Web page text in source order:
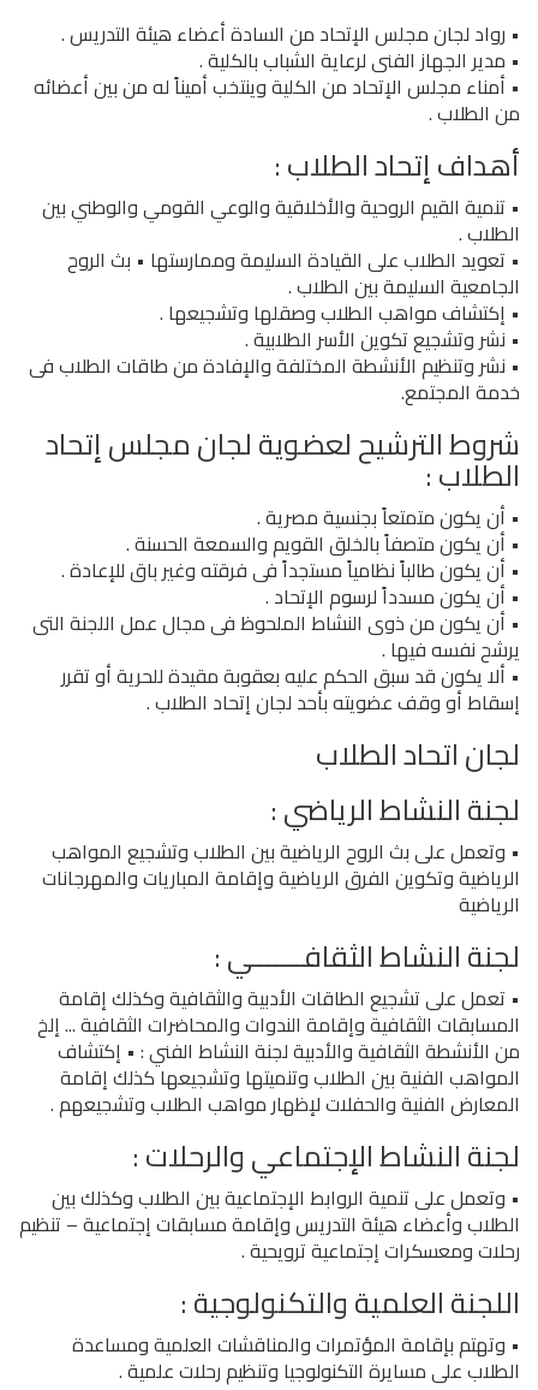
• رواد لجان مجلس الإتحاد من السادة أعضاء هيئة التدريس .
• مدير الجهاز الفنى لرعاية الشباب بالكلية .
• أمناء مجلس الإتحاد من الكلية وينتخب أميناً له من بين أعضائه
من الطلاب .
أهداف إتحاد الطلاب :
• تنمية القيم الروحية والأخلاقية والوعي القومي والوطني بين
الطلاب .
• تعويد الطلاب على القيادة السليمة وممارستها • بث الروح
الجامعية السليمة بين الطلاب .
• إكتشاف مواهب الطلاب وصقلها وتشجيعها .
• نشر وتشجيع تكوين الأسر الطلابية .
• نشر وتنظيم الأنشطة المختلفة والإفادة من طاقات الطلاب فى
خدمة المجتمع.
شروط الترشيح لعضوية لجان مجلس إتحاد
الطلاب :
• أن يكون متمتعاً بجنسية مصرية .
• أن يكون متصفاً بالخلق القويم والسمعة الحسنة .
• أن يكون طالباً نظامياً مستجداً فى فرقته وغير باق للإعادة .
• أن يكون مسدداً لرسوم الإتحاد .
• أن يكون من ذوى النشاط الملحوظ فى مجال عمل اللجنة التى
يرشح نفسه فيها .
• ألا يكون قد سبق الحكم عليه بعقوبة مقيدة للحرية أو تقرر
إسقاط أو وقف عضويته بأحد لجان إتحاد الطلاب .
لجان اتحاد الطلاب
لجنة النشاط الرياضي :
• وتعمل على بث الروح الرياضية بين الطلاب وتشجيع المواهب
الرياضية وتكوين الفرق الرياضية وإقامة المباريات والمهرجانات
الرياضية
لجنة النشاط الثقافـــــــي :
• تعمل على تشجيع الطاقات الأدبية والثقافية وكذلك إقامة
المسابقات الثقافية وإقامة الندوات والمحاضرات الثقافية ... إلخ
من الأنشطة الثقافية والأدبية لجنة النشاط الفني : • إكتشاف
المواهب الفنية بين الطلاب وتنميتها وتشجيعها كذلك إقامة
المعارض الفنية والحفلات لإظهار مواهب الطلاب وتشجيعهم .
لجنة النشاط الإجتماعي والرحلات :
• وتعمل على تنمية الروابط الإجتماعية بين الطلاب وكذلك بين
الطلاب وأعضاء هيئة التدريس وإقامة مسابقات إجتماعية – تنظيم
رحلات ومعسكرات إجتماعية ترويحية .
اللجنة العلمية والتكنولوجية :
• وتهتم بإقامة المؤتمرات والمناقشات العلمية ومساعدة
الطلاب على مسايرة التكنولوجيا وتنظيم رحلات علمية .